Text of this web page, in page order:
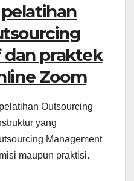
pelatihan
dan praktek
Zoom
Outsourcing
yang
Management
maupun praktisi.